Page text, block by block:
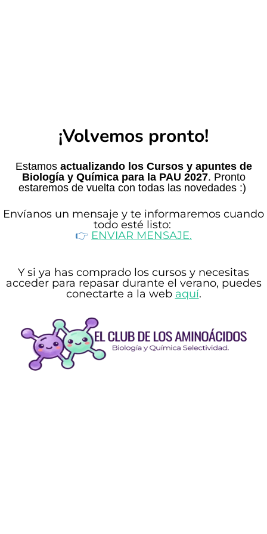
¡Volvemos pronto!
Estamos actualizando los Cursos y apuntes de
Biología y Química para la PAU 2027. Pronto
estaremos de vuelta con todas las novedades :)
Envíanos un mensaje y te informaremos cuando
todo esté listo:
👉​ ENVIAR MENSAJE.
Y si ya has comprado los cursos y necesitas
accederpara repasar durante el verano, puedes
conectarte a la web aquí.